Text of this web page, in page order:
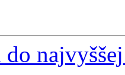
do